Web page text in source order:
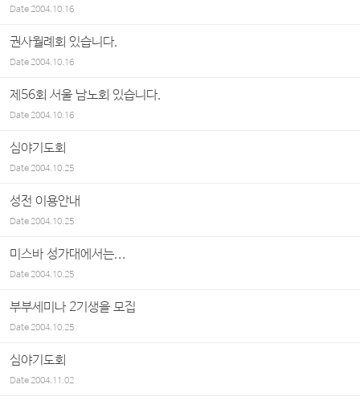
Date2004.10.16
권사월례회 있습니다.
Date2004.10.16
제56회 서울 남노회 있습니다.
Date2004.10.16
심야기도회
Date2004.10.25
성전 이용안내
Date2004.10.25
미스바 성가대에서는...
Date2004.10.25
부부세미나 2기생을 모집
Date2004.10.25
심야기도회
Date2004.11.02